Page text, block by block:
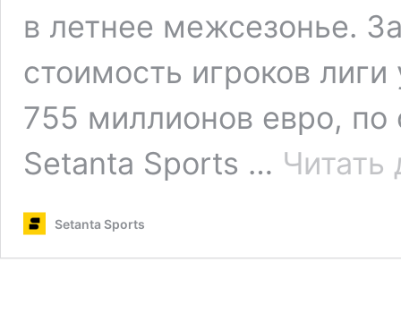
в летнее межсезонье.
стоимость игроков
755 миллионов евро,
Setanta Sports … Читать
Setanta Sports